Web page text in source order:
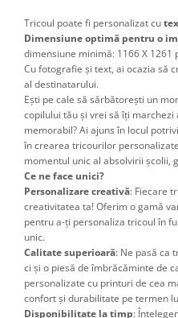
Tricoul poate fi personalizat cu
Dimensiune optimă pentru o
dimensiune minimă: 1166 X 1261
Cu fotografie și text, ai ocazia să
al destinatarului.
Ești pe cale să sărbătorești un
copilului tău și vrei să îți
memorabil? Ai ajuns în locul
în crearea tricourilor
momentul unic al absolvirii școlii,
Ce ne face unici?
Personalizare creativă: Fiecare
creativitatea ta! Oferim o gamă
pentru a-ți personaliza tricoul în
unic.
Calitate superioară: Ne pasă ca
ci și o piesă de îmbrăcăminte de
personalizate cu printuri de cea
confort și durabilitate pe termen
Disponibilitate la timp: